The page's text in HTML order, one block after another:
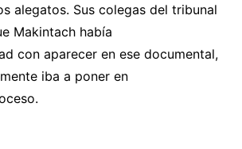
alegatos. Sus colegas del tribunal
Makintach había
con aparecer en ese documental,
iba a poner en